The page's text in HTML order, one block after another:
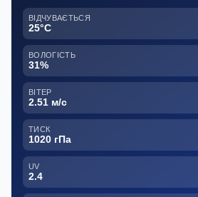
ВІДЧУВАЄТЬСЯ
25°C
ВОЛОГІСТЬ
31%
ВІТЕР
2.51 м/с
ТИСК
1020 гПа
UV
2.4